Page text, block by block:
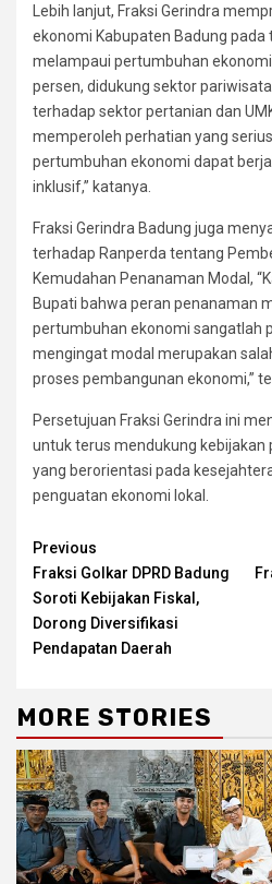
Lebih lanjut, Fraksi Gerindra
ekonomi Kabupaten Badung pada
melampaui pertumbuhan
persen, didukung sektor
terhadap sektor pertanian dan
memperoleh perhatian yang
pertumbuhan ekonomi dapat
inklusif,” katanya.
Fraksi Gerindra Badung juga
terhadap Ranperda tentang
Kemudahan Penanaman Modal,
Bupati bahwa peran penanaman
pertumbuhan ekonomi sangatlah
mengingat modal merupakan
proses pembangunan ekonomi,”
Persetujuan Fraksi Gerindra ini
untuk terus mendukung kebijakan
yang berorientasi pada
penguatan ekonomi lokal.
Continue
Reading
Previous
Fraksi Golkar DPRD Badung
Soroti Kebijakan Fiskal,
Dorong Diversifikasi
Pendapatan Daerah
MORE STORIES